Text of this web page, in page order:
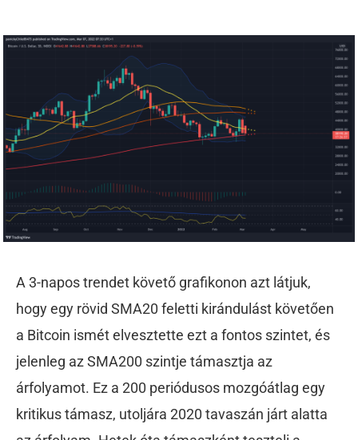
A 3-napos trendet követő grafikonon azt látjuk,
hogy egy rövid SMA20 feletti kirándulást követően
a Bitcoin ismét elvesztette ezt a fontos szintet, és
jelenleg az SMA200 szintje támasztja az
árfolyamot. Ez a 200 periódusos mozgóátlag egy
kritikus támasz, utoljára 2020 tavaszán járt alatta